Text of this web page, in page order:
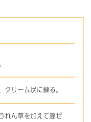
クリーム状に練る。
れん草を加えて混ぜ